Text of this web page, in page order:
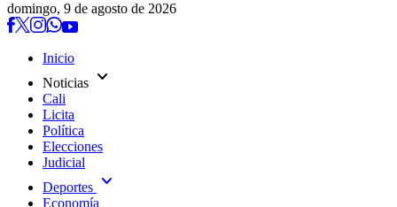
domingo, 9 de agosto de 2026
Inicio
Noticias expand_more
Cali
Licita
Política
Elecciones
Judicial
Deportes expand_more
Economía